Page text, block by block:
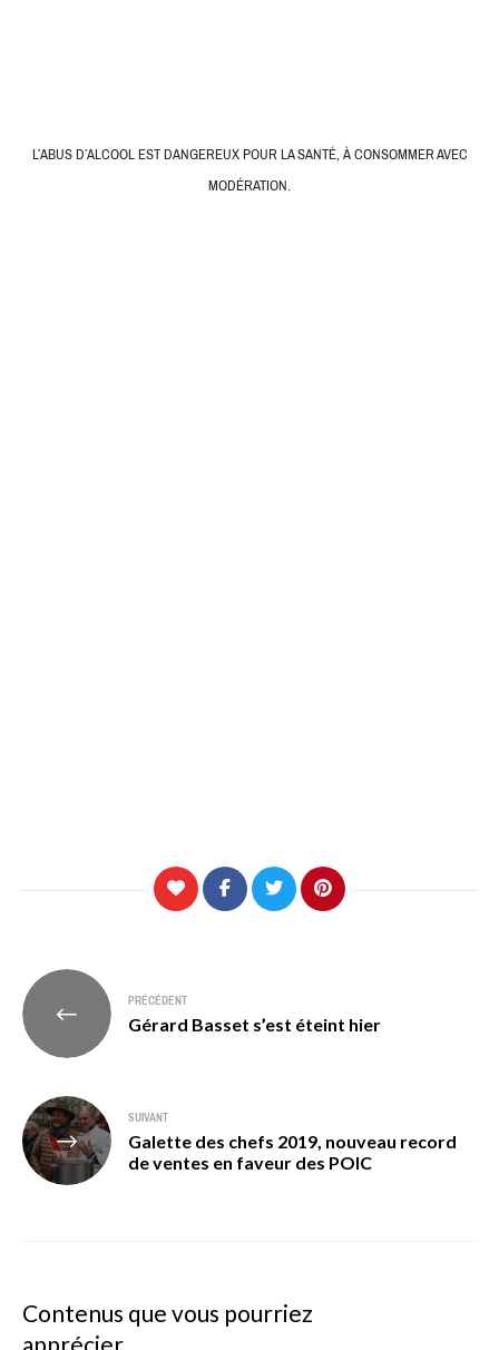
L’ABUS D’ALCOOL EST DANGEREUX POUR LA SANTÉ, À CONSOMMER AVEC
MODÉRATION.
Navigation
de
l’article
PRÉCÉDENT
Gérard Basset s’est éteint hier
SUIVANT
Galette des chefs 2019, nouveau record
de ventes en faveur des POIC
Contenus que vous pourriez
apprécier